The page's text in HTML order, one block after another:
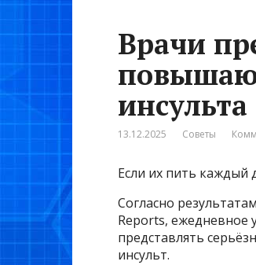
Врачи
инсульта
13.12.2025 Советы
Если их пить каждый
Согласно
Reports, ежедневное
представлять
инсульт.